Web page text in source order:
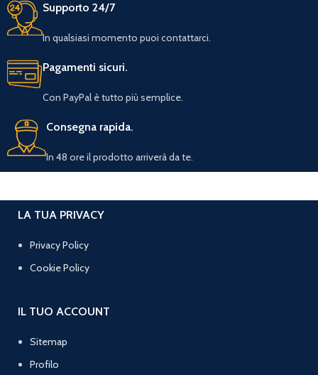
Supporto 24/7
In qualsiasi momento puoi contattarci.
Pagamenti sicuri.
Con PayPal è tutto più semplice.
Consegna rapida.
In 48 ore il prodotto arriverà da te.
LA TUA PRIVACY
Privacy Policy
Cookie Policy
IL TUO ACCOUNT
Sitemap
Profilo